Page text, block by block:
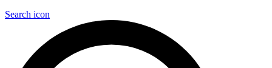
Search icon